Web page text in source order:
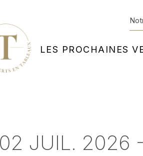
LES PROCHAINES
JUIL. 2026